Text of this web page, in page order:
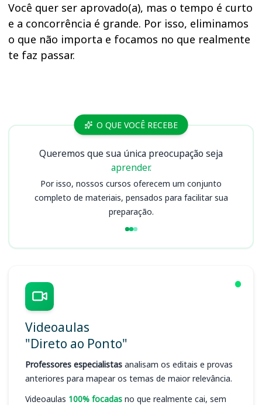
Você quer ser aprovado(a), mas o tempo é curto
e a concorrência é grande. Por isso, eliminamos
o que não importa e focamos no que realmente
te faz passar.
Cursos SP O QUE VOCÊ RECEBE
Queremos que sua única preocupação seja
aprender.
Por isso, nossos cursos oferecem um conjunto
completo de materiais, pensados para facilitar sua
preparação.
Videoaulas
"Direto ao Ponto"
Professores especialistas analisam os editais e provas
anteriores para mapear os temas de maior relevância.
Videoaulas 100% focadas no que realmente cai, sem